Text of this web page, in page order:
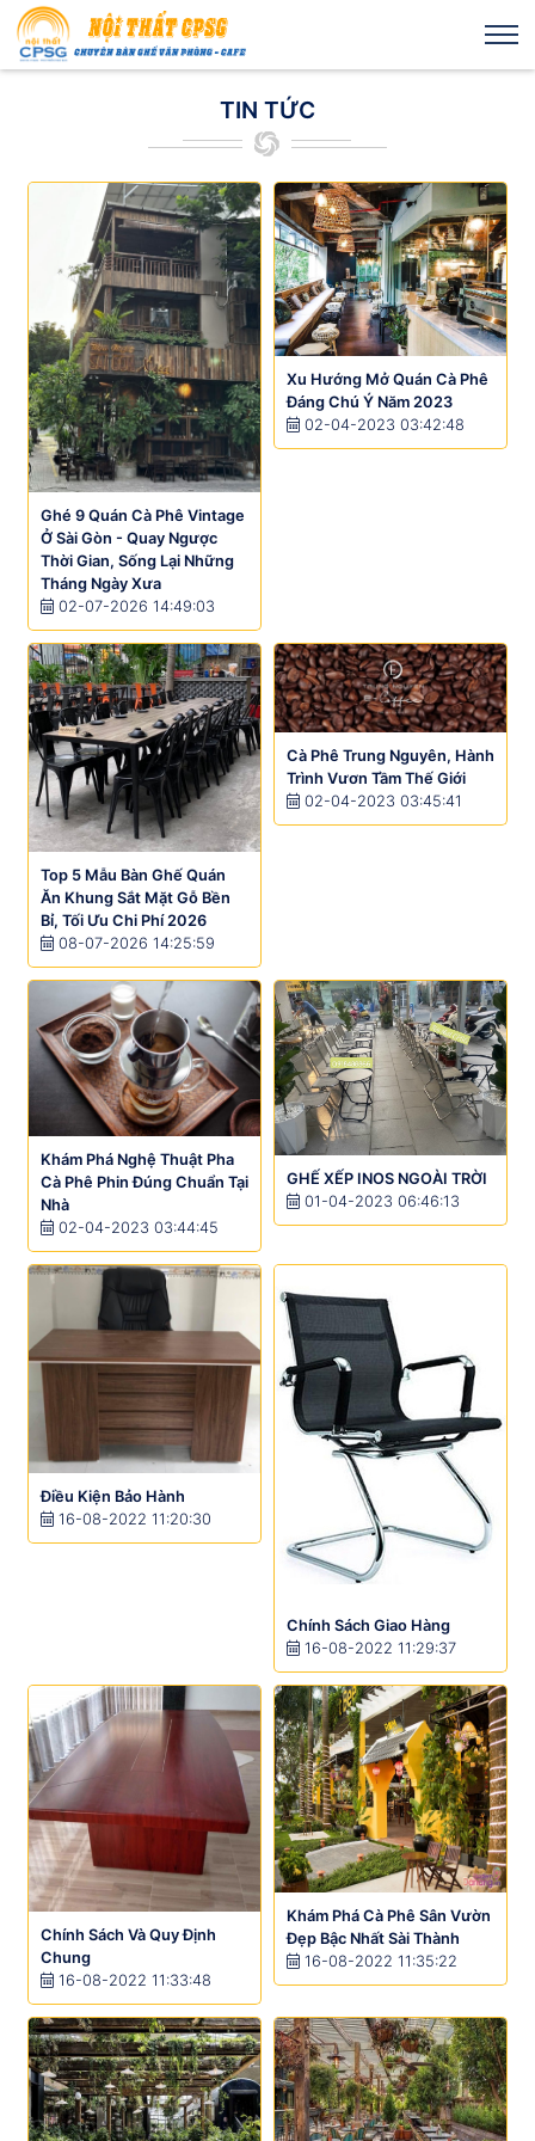
TIN TỨC
Ghé 9 Quán Cà Phê Vintage
Ở Sài Gòn - Quay Ngược
Thời Gian, Sống Lại Những
Tháng Ngày Xưa
02-07-2026 14:49:03
Xu Hướng Mở Quán Cà Phê
Đáng Chú Ý Năm 2023
02-04-2023 03:42:48
Top 5 Mẫu Bàn Ghế Quán
Ăn Khung Sắt Mặt Gỗ Bền
Bỉ, Tối Ưu Chi Phí 2026
08-07-2026 14:25:59
Cà Phê Trung Nguyên, Hành
Trình Vươn Tầm Thế Giới
02-04-2023 03:45:41
Khám Phá Nghệ Thuật Pha
Cà Phê Phin Đúng Chuẩn Tại
Nhà
02-04-2023 03:44:45
GHẾ XẾP INOS NGOÀI TRỜI
01-04-2023 06:46:13
Điều Kiện Bảo Hành
16-08-2022 11:20:30
Chính Sách Giao Hàng
16-08-2022 11:29:37
Chính Sách Và Quy Định
Chung
16-08-2022 11:33:48
Khám Phá Cà Phê Sân Vườn
Đẹp Bậc Nhất Sài Thành
16-08-2022 11:35:22